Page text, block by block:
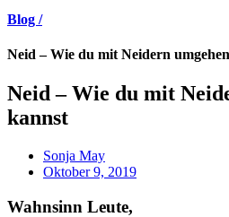
Blog /
Neid – Wie du mit Neidern
Neid – Wie du mit
kannst
Sonja May
Oktober 9, 2019
Wahnsinn Leute,